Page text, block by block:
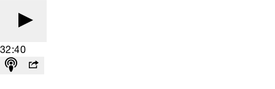
32:40